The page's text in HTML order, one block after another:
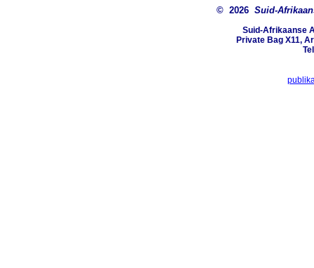
© 2026 Suid-
Suid-Afrikaanse
Private Bag X11,